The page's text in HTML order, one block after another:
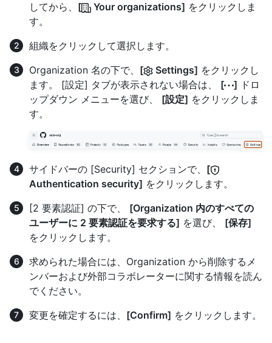
してから、 [ Your organizations] をクリックしま
す。
組織をクリックして選択します。
Organization 名の下で、 [ Settings] をクリックし
ます。 [設定] タブが表示されない場合は、 [ ] ドロ
ップダウン メニューを選び、 [設定] をクリックしま
す。
サイドバーの [Security] セクションで、 [
Authentication security] をクリックします。
[2 要素認証] の下で、 [Organization 内のすべての
ユーザーに 2 要素認証を要求する] を選び、 [保存]
をクリックします。
求められた場合には、Organization から削除するメ
ンバーおよび外部コラボレーターに関する情報を読ん
でください。
変更を確定するには、 [Confirm] をクリックします。